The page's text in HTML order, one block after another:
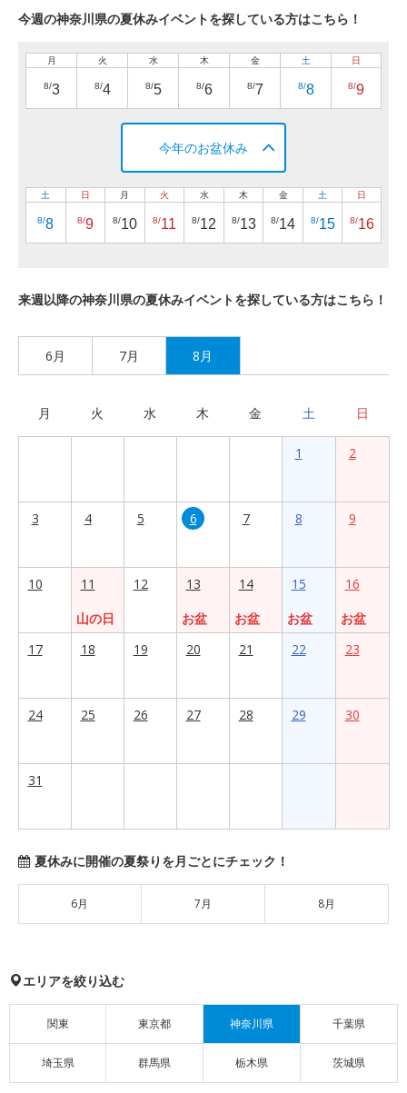
今週の神奈川県の夏休みイベントを探している方はこちら！
月
8/3
火
8/4
水
8/5
木
8/6
金
8/7
土
8/8
日
8/9
今年のお盆休み
土
8/8
日
8/9
月
8/10
火
8/11
水
8/12
木
8/13
金
8/14
土
8/15
日
8/16
来週以降の神奈川県の夏休みイベントを探している方はこちら！
6月 7月 8月
月 火 水 木 金 土 日
1 2
3 4 5 6 7 8 9
10
11
山の日
12
13
お盆
14
お盆
15
お盆
16
お盆
17
18 19 20 21 22 23
24 25 26 27 28 29 30
31
夏休みに開催の夏祭りを月ごとにチェック！
6月 7月 8月
エリアを絞り込む
関東 東京都 神奈川県 千葉県
埼玉県 群馬県 栃木県 茨城県